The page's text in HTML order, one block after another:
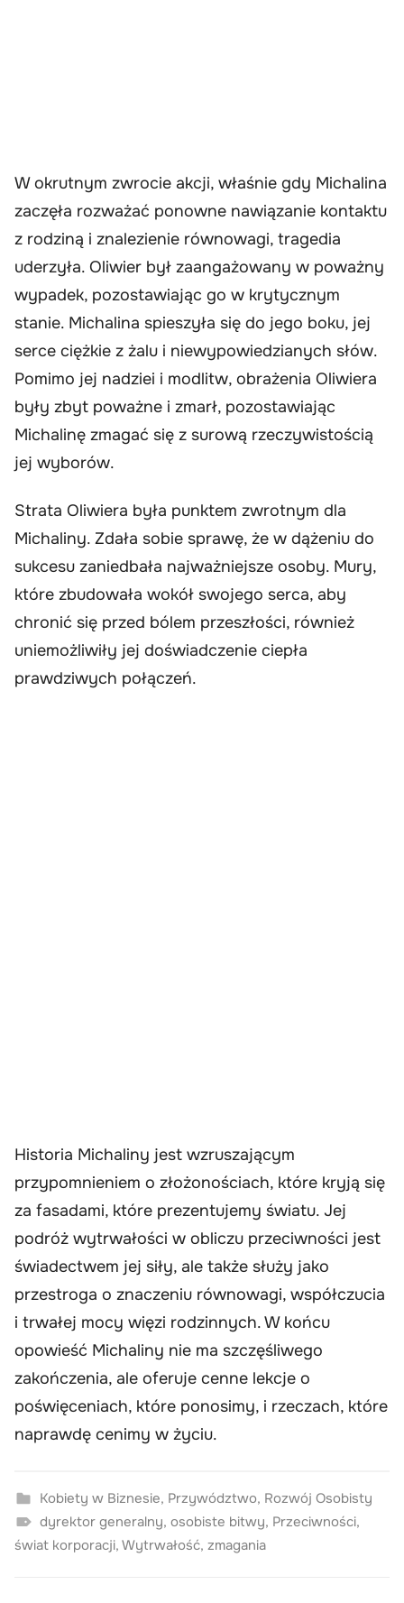
W okrutnym zwrocie akcji, właśnie gdy Michalina
zaczęła rozważać ponowne nawiązanie kontaktu
z rodziną i znalezienie równowagi, tragedia
uderzyła. Oliwier był zaangażowany w poważny
wypadek, pozostawiając go w krytycznym
stanie. Michalina spieszyła się do jego boku, jej
serce ciężkie z żalu i niewypowiedzianych słów.
Pomimo jej nadziei i modlitw, obrażenia Oliwiera
były zbyt poważne i zmarł, pozostawiając
Michalinę zmagać się z surową rzeczywistością
jej wyborów.
Strata Oliwiera była punktem zwrotnym dla
Michaliny. Zdała sobie sprawę, że w dążeniu do
sukcesu zaniedbała najważniejsze osoby. Mury,
które zbudowała wokół swojego serca, aby
chronić się przed bólem przeszłości, również
uniemożliwiły jej doświadczenie ciepła
prawdziwych połączeń.
Historia Michaliny jest wzruszającym
przypomnieniem o złożonościach, które kryją się
za fasadami, które prezentujemy światu. Jej
podróż wytrwałości w obliczu przeciwności jest
świadectwem jej siły, ale także służy jako
przestroga o znaczeniu równowagi, współczucia
i trwałej mocy więzi rodzinnych. W końcu
opowieść Michaliny nie ma szczęśliwego
zakończenia, ale oferuje cenne lekcje o
poświęceniach, które ponosimy, i rzeczach, które
naprawdę cenimy w życiu.
Kobiety w Biznesie, Przywództwo, Rozwój Osobisty
dyrektor generalny, osobiste bitwy, Przeciwności,
świat korporacji, Wytrwałość, zmagania